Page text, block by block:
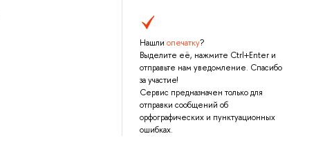
Нашли опечатку?
Выделите её, нажмите Ctrl+Enter и
отправьте нам уведомление. Спасибо
за участие!
Сервис предназначен только для
отправки сообщений об
орфографических и пунктуационных
ошибках.